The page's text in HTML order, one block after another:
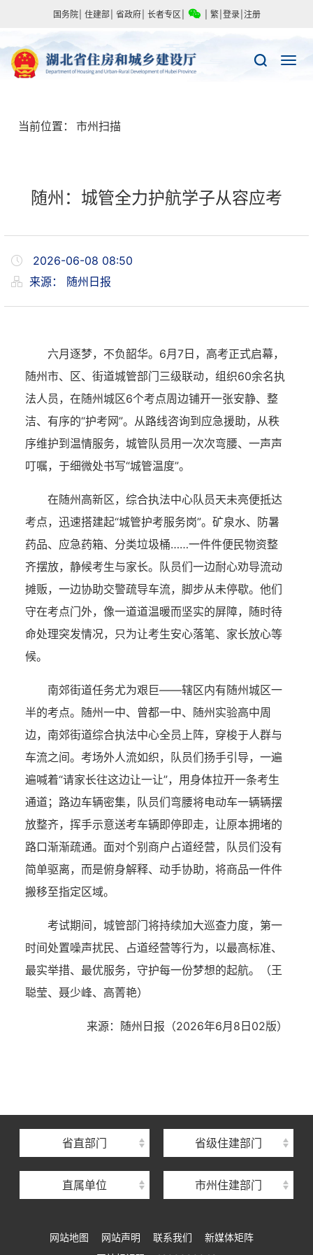
国务院 住建部 省政府 长者专区 繁 登录 注册
当前位置： 市州扫描
随州：城管全力护航学子从容应考
2026-06-08 08:50
来源： 随州日报
六月逐梦，不负韶华。6月7日，高考正式启幕，
随州市、区、街道城管部门三级联动，组织60余名执
法人员，在随州城区6个考点周边铺开一张安静、整
洁、有序的“护考网”。从路线咨询到应急援助，从秩
序维护到温情服务，城管队员用一次次弯腰、一声声
叮嘱，于细微处书写“城管温度”。
在随州高新区，综合执法中心队员天未亮便抵达
考点，迅速搭建起“城管护考服务岗”。矿泉水、防暑
药品、应急药箱、分类垃圾桶……一件件便民物资整
齐摆放，静候考生与家长。队员们一边耐心劝导流动
摊贩，一边协助交警疏导车流，脚步从未停歇。他们
守在考点门外，像一道道温暖而坚实的屏障，随时待
命处理突发情况，只为让考生安心落笔、家长放心等
候。
南郊街道任务尤为艰巨——辖区内有随州城区一
半的考点。随州一中、曾都一中、随州实验高中周
边，南郊街道综合执法中心全员上阵，穿梭于人群与
车流之间。考场外人流如织，队员们扬手引导，一遍
遍喊着“请家长往这边让一让”，用身体拉开一条考生
通道；路边车辆密集，队员们弯腰将电动车一辆辆摆
放整齐，挥手示意送考车辆即停即走，让原本拥堵的
路口渐渐疏通。面对个别商户占道经营，队员们没有
简单驱离，而是俯身解释、动手协助，将商品一件件
搬移至指定区域。
考试期间，城管部门将持续加大巡查力度，第一
时间处置噪声扰民、占道经营等行为，以最高标准、
最实举措、最优服务，守护每一份梦想的起航。
（王
聪莹、聂少峰、高菁艳）
来源： 随州日报（2026年6月8日 02版）
省直部门 省级住建部门
直属单位
湖北省住房保障中心
湖北省建设工程质量安全监督总站
湖北省建设工程标准定额管理总站
湖北省住建厅执业资格注册中心
市州住建部门
网站地图 网站声明 联系我们
新媒体矩阵